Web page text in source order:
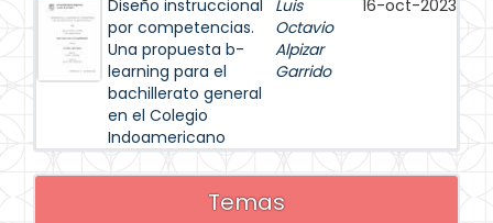
Diseño instruccional
por competencias.
Una propuesta b-
learning para el
bachillerato general
en el Colegio
Indoamericano
Luis
Octavio
Alpizar
Garrido
16-oct-2023
Temas